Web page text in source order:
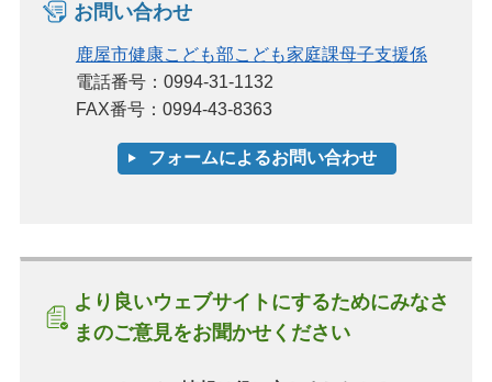
お問い合わせ
鹿屋市健康こども部こども家庭課母子支援係
電話番号：0994-31-1132
FAX番号：0994-43-8363
より良いウェブサイトにするためにみなさ
まのご意見をお聞かせください